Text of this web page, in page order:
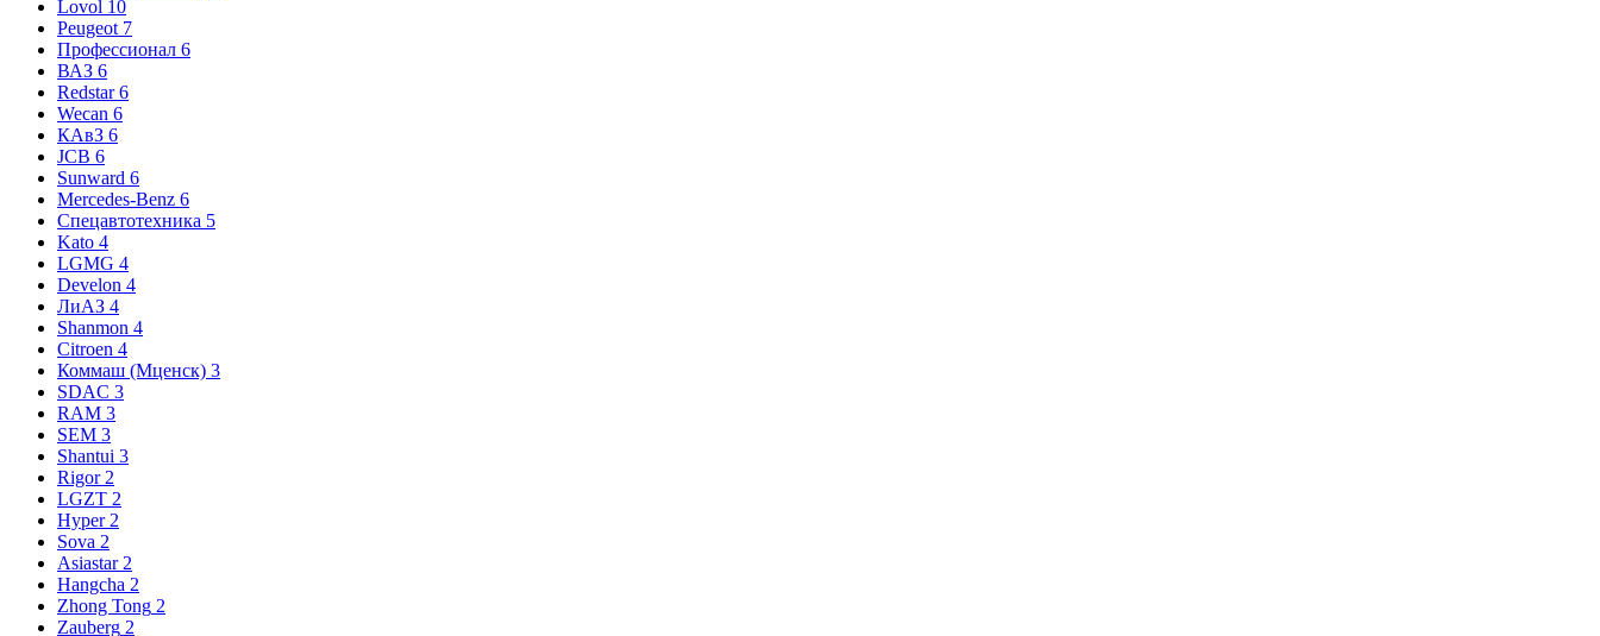
Lovol 10
Peugeot 7
Профессионал 6
ВАЗ 6
Redstar 6
Wecan 6
КАвЗ 6
JCB 6
Sunward 6
Mercedes-Benz 6
Спецавтотехника 5
Kato 4
LGMG 4
Develon 4
ЛиАЗ 4
Shanmon 4
Citroen 4
Коммаш (Мценск) 3
SDAC 3
RAM 3
SEM 3
Shantui 3
Rigor 2
LGZT 2
Hyper 2
Sova 2
Asiastar 2
Hangcha 2
Zhong Tong 2
Zauberg 2